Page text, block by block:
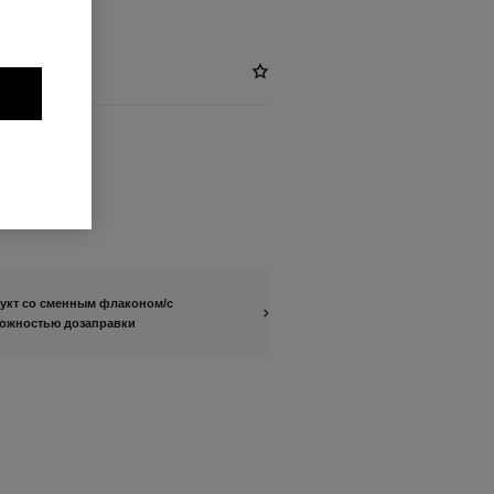
со сменным флаконом/с
дозаправки